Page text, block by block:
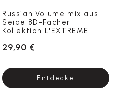
Russian Volume mix aus
Seide 8D-Fächer
Kollektion L'EXTREME
29,90 €
Entdecke